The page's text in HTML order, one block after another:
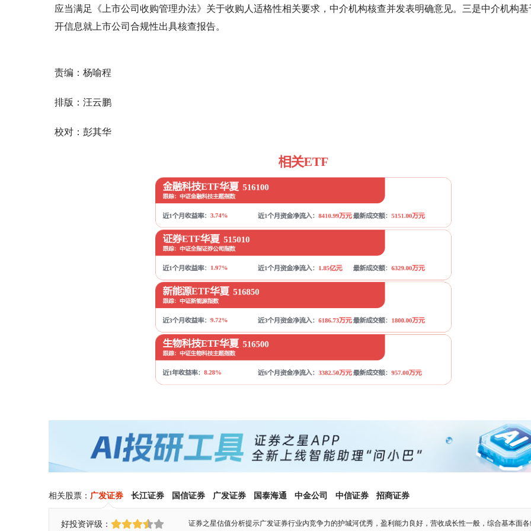
应当满足《上市公司收购管理办法》关于收购人适格性相关要求，中介机构核查并发表明确意见。三是中介机构基
开信息就上市公司合规性出具核查报告。
责编：杨喻程
排版：汪云鹏
校对：彭其华
相关股票： 广发证券 长江证券 国信证券 广发证券 国泰海通 中金公司 中信证券 招商证券
好投资评级： 证券之星估值分析提示广发证券行业内竞争力的护城河优秀，盈利能力良好，营收成长性一般，综合基本面各